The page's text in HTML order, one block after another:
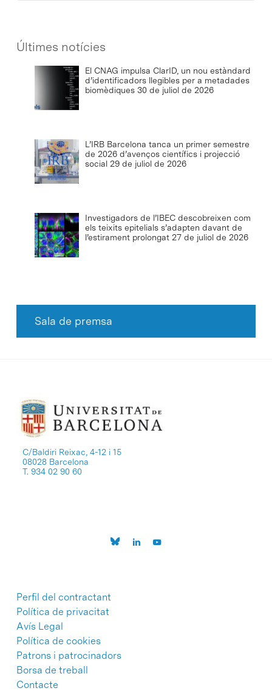
Últimes notícies
El CNAG impulsa ClarID, un nou estàndard
d’identificadors llegibles per a metadades
biomèdiques 30 de juliol de 2026
L’IRB Barcelona tanca un primer semestre
de 2026 d’avenços científics i projecció
social 29 de juliol de 2026
Investigadors de l’IBEC descobreixen com
els teixits epitelials s’adapten davant de
l’estirament prolongat 27 de juliol de 2026
Sala de premsa
C/Baldiri Reixac, 4-12 i 15
08028 Barcelona
T. 934 02 90 60
Perfil del contractant
Política de privacitat
Avís Legal
Política de cookies
Patrons i patrocinadors
Borsa de treball
Contacte